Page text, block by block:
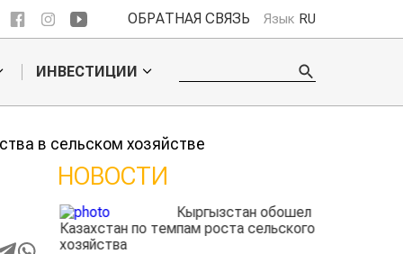
ОБРАТНАЯ СВЯЗЬ Язык RU
ИНВЕСТИЦИИ
в сельском хозяйстве
НОВОСТИ
Кыргызстан обошел
Казахстан по темпам роста сельского
хозяйства
фермеры